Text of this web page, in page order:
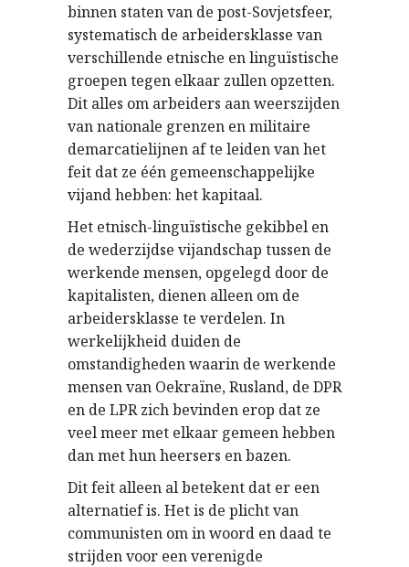
binnen staten van de post-Sovjetsfeer,
systematisch de arbeidersklasse van
verschillende etnische en linguïstische
groepen tegen elkaar zullen opzetten.
Dit alles om arbeiders aan weerszijden
van nationale grenzen en militaire
demarcatielijnen af ​​te leiden van het
feit dat ze één gemeenschappelijke
vijand hebben: het kapitaal.
Het etnisch-linguïstische gekibbel en
de wederzijdse vijandschap tussen de
werkende mensen, opgelegd door de
kapitalisten, dienen alleen om de
arbeidersklasse te verdelen. In
werkelijkheid duiden de
omstandigheden waarin de werkende
mensen van Oekraïne, Rusland, de DPR
en de LPR zich bevinden erop dat ze
veel meer met elkaar gemeen hebben
dan met hun heersers en bazen.
Dit feit alleen al betekent dat er een
alternatief is. Het is de plicht van
communisten om in woord en daad te
strijden voor een verenigde